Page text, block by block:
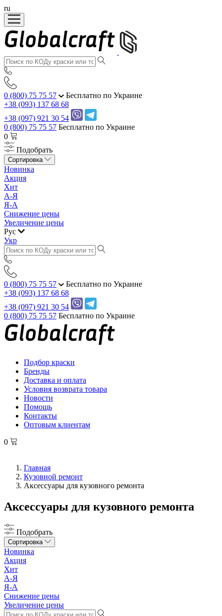
ru
0 (800) 75 75 57
Бесплатно по Украине
+38 (093) 137 68 68
+38 (097) 921 30 54
0 (800) 75 75 57 Бесплатно по Украине
0
Подобрать
Сортировка
Новинка
Акция
Хит
А-Я
Я-А
Снижение цены
Увеличение цены
Рус
Укр
0 (800) 75 75 57
Бесплатно по Украине
+38 (093) 137 68 68
+38 (097) 921 30 54
0 (800) 75 75 57 Бесплатно по Украине
Подбор краски
Бренды
Доставка и оплата
Условия возврата товара
Новости
Помощь
Контакты
Оптовым клиентам
0
Главная
Кузовной ремонт
Аксессуары для кузовного ремонта
Аксессуары для кузовного ремонта
Подобрать
Сортировка
Новинка
Акция
Хит
А-Я
Я-А
Снижение цены
Увеличение цены